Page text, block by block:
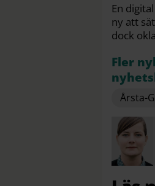
En
ny att
dock
Fler
Årsta-